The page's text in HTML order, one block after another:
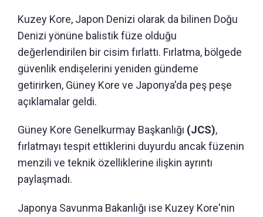
Kuzey Kore, Japon Denizi olarak da bilinen Doğu
Denizi yönüne balistik füze olduğu
değerlendirilen bir cisim fırlattı. Fırlatma, bölgede
güvenlik endişelerini yeniden gündeme
getirirken, Güney Kore ve Japonya'da peş peşe
açıklamalar geldi.
Güney Kore Genelkurmay Başkanlığı (JCS),
fırlatmayı tespit ettiklerini duyurdu ancak füzenin
menzili ve teknik özelliklerine ilişkin ayrıntı
paylaşmadı.
Japonya Savunma Bakanlığı ise Kuzey Kore'nin